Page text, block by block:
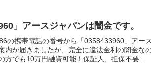
」アースジャパンは闇金です。
の携帯電話の番号から「0358433960」アー
内が届きましたが、完全に違法金利の闇金な
方でも10万円融資可能！保証人、担保不要...